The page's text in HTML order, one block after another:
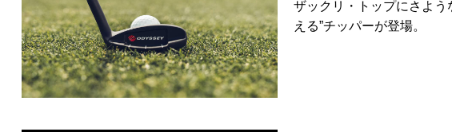
ザックリ・トップにさよう
える”チッパーが登場。